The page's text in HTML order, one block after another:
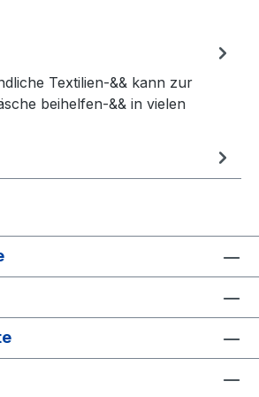
Textilien-&& kann zur
beihelfen-&& in vielen